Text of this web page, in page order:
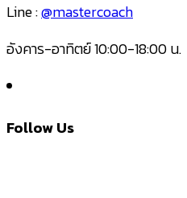
Line :@mastercoach
อังคาร-อาทิตย์ 10:00-18:00 น.
Follow Us